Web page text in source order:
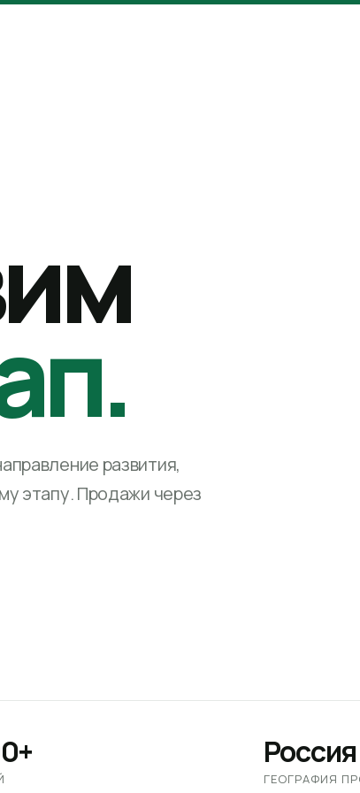
развития,
этапу. Продажи через
Россия
ГЕОГРАФИЯ